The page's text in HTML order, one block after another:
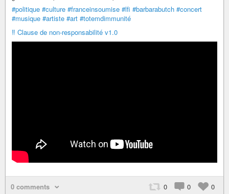
#politique #culture #franceinsoumise #lfi #barbarabutch #concert
#musique #artiste #art #totemdimmunité
‼️ Clause de non-responsabilité v1.0
0 comments 0 0 0